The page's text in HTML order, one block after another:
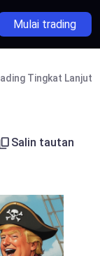
Mulai trading
Tingkat Lanjut
Salin tautan